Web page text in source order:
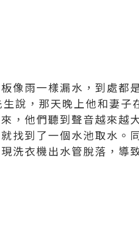
像雨一樣漏水，到處都
說，那天晚上他和妻子
，他們聽到聲音越來越
找到了一個水池取水。
洗衣機出水管脫落，導